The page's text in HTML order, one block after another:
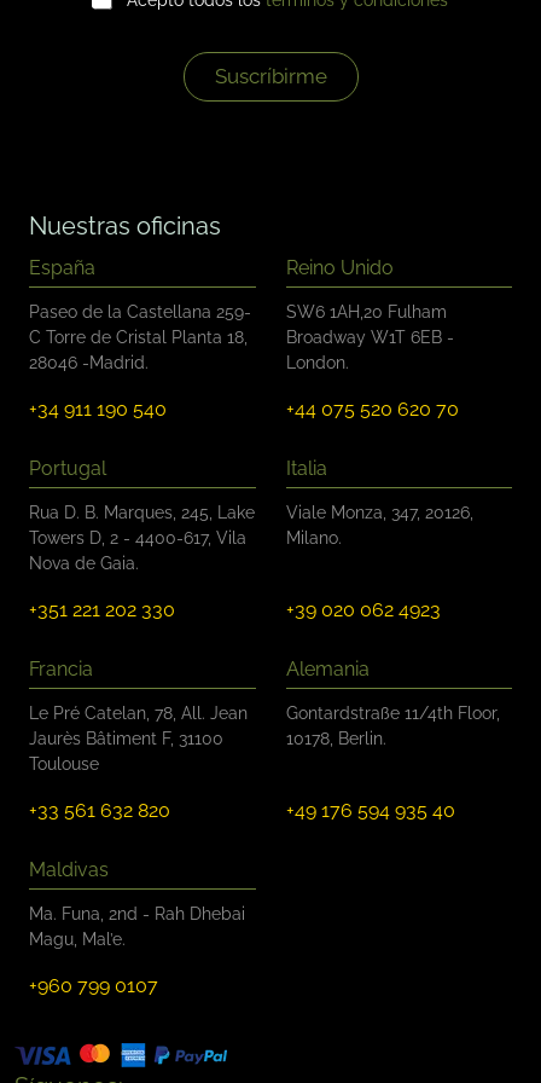
v
e
r
i
f
i
c
a
i
n
*
Suscríbirme
Nuestras oficinas
España
Paseo de la Castellana 259-
C Torre de Cristal Planta 18,
28046 -Madrid.
+34 911 190 540
Reino Unido
SW6 1AH,20 Fulham
Broadway W1T 6EB -
London.
+44 075 520 620 70
Portugal
Rua D. B. Marques, 245, Lake
Towers D, 2 - 4400-617, Vila
Nova de Gaia.
+351 221 202 330
Italia
Viale Monza, 347, 20126,
Milano.
+39 020 062 4923
Francia
Le Pré Catelan, 78, All. Jean
Jaurès Bâtiment F, 31100
Toulouse
+33 561 632 820
Alemania
Gontardstraße 11/4th Floor,
10178, Berlin.
+49 176 594 935 40
Maldivas
Ma. Funa, 2nd - Rah Dhebai
Magu, Mal’e.
+960 799 0107